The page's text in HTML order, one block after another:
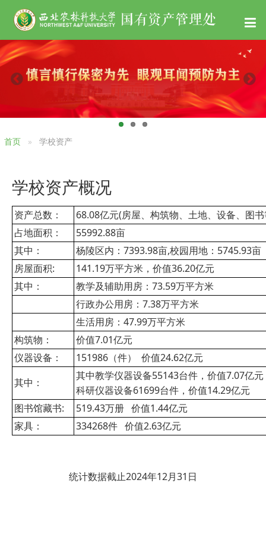
首页 学校资产
学校资产概况
资产总数：
68.08亿元(房屋、构筑物、土地、设备、图
占地面积：
55992.88亩
其中：
杨陵区内：7393.98亩,校园用地：5745.93亩
房屋面积:
141.19万平方米，价值36.20亿元
其中：
教学及辅助用房：73.59万平方米
行政办公用房：7.38万平方米
生活用房：47.99万平方米
构筑物：
价值7.01亿元
仪器设备：
151986（件） 价值24.62亿元
其中：
其中教学仪器设备55143台件，价值7.07亿元
科研仪器设备61699台件，价值14.29亿元
图书馆藏书:
519.43万册 价值1.44亿元
家具：
334268件 价值2.63亿元
统计数据截止2024年12月31日